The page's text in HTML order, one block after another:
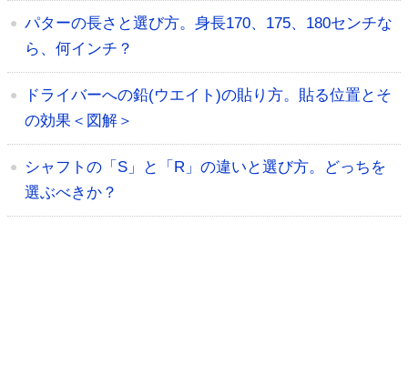
パターの長さと選び方。身長170、175、180センチな
ら、何インチ？
ドライバーへの鉛(ウエイト)の貼り方。貼る位置とそ
の効果＜図解＞
シャフトの「S」と「R」の違いと選び方。どっちを
選ぶべきか？